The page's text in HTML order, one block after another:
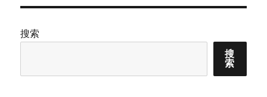
搜索
搜
索